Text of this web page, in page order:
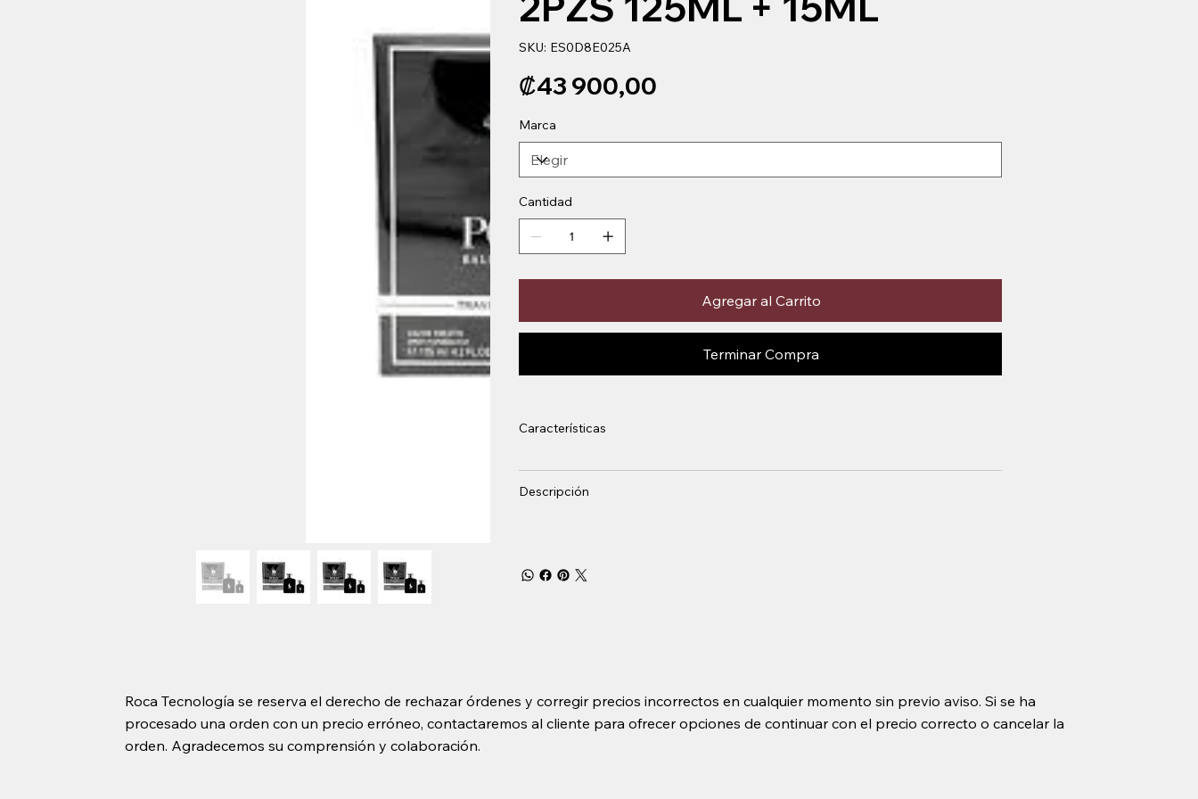
SKU: SKU
ES0D8E025A
ES0D8E025A
₡43 900,00
Marca
Cantidad
Agregar al Carrito
Terminar Compra
Características
Descripción
Roca Tecnología se reserva el derecho de rechazar órdenes y corregir precios incorrectos en cualquier momento sin previo aviso. Si se ha
procesado una orden con un precio erróneo, contactaremos al cliente para ofrecer opciones de continuar con el precio correcto o cancelar la
orden. Agradecemos su comprensión y colaboración.